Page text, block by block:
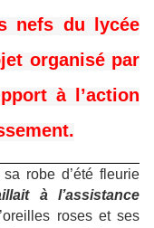
nefs du lycée
organisé par
à l’action
robe d’été fleurie
à l’assistance
roses et ses